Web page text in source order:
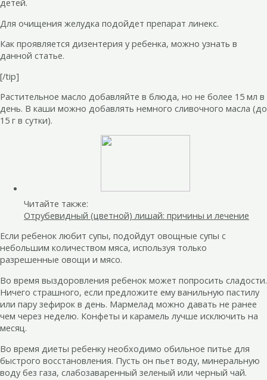
детей.
Для очищения желудка подойдет препарат линекс.
Как проявляется дизентерия у ребенка, можно узнать в
данной статье.
[/tip]
Растительное масло добавляйте в блюда, но не более 15 мл в
день. В каши можно добавлять немного сливочного масла (до
15 г в сутки).
Читайте также:
Отрубевидный (цветной) лишай: причины и лечение
Если ребенок любит супы, подойдут овощные супы с
небольшим количеством мяса, используя только
разрешенные овощи и мясо.
Во время выздоровления ребенок может попросить сладости.
Ничего страшного, если предложите ему ванильную пастилу
или пару зефирок в день. Мармелад можно давать не ранее
чем через неделю. Конфеты и карамель лучше исключить на
месяц.
Во время диеты ребенку необходимо обильное питье для
быстрого восстановления. Пусть он пьет воду, минеральную
воду без газа, слабозаваренный зеленый или черный чай.